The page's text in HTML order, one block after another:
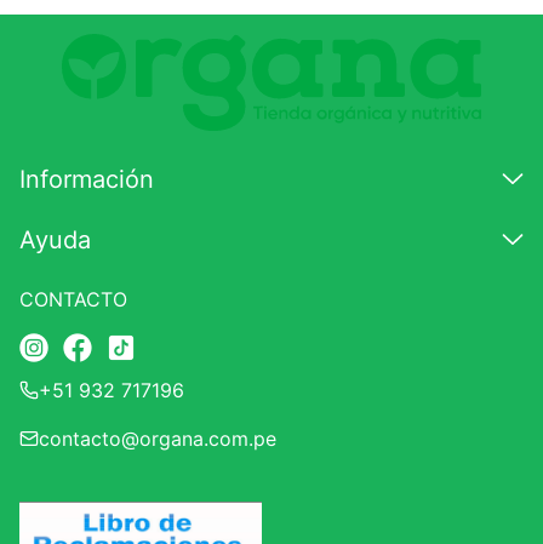
Comentario
Califique el producto de 1 a 5 estrellas
★★★
Correo electrónico
Información
Ayuda
CONTACTO
+51 932 717196
contacto@organa.com.pe